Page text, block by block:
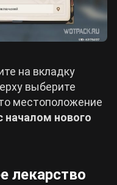
на вкладку
выберите
местоположение
началом нового
лекарство